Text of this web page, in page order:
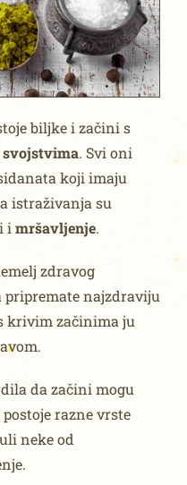
biljke i začini s
. Svi oni
koji imaju
istraživanja su
i mršavljenje.
zdravog
pripremate najzdraviju
krivim začinima ju
da začini mogu
razne vrste
neke od